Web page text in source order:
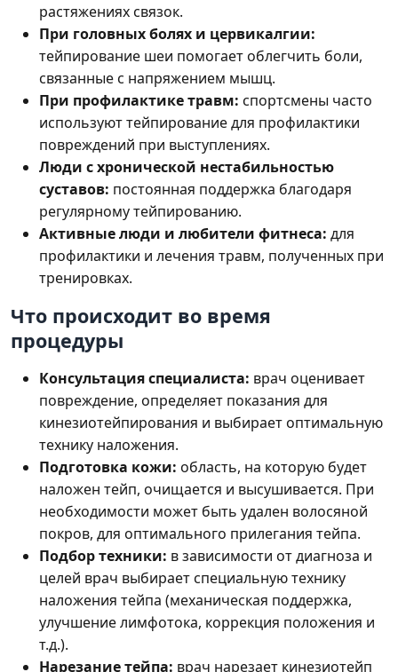
растяжениях связок.
При головных болях и цервикалгии:
тейпирование шеи помогает облегчить боли,
связанные с напряжением мышц.
При профилактике травм: спортсмены часто
используют тейпирование для профилактики
повреждений при выступлениях.
Люди с хронической нестабильностью
суставов: постоянная поддержка благодаря
регулярному тейпированию.
Активные люди и любители фитнеса: для
профилактики и лечения травм, полученных при
тренировках.
Что происходит во время
процедуры
Консультация специалиста: врач оценивает
повреждение, определяет показания для
кинезиотейпирования и выбирает оптимальную
технику наложения.
Подготовка кожи: область, на которую будет
наложен тейп, очищается и высушивается. При
необходимости может быть удален волосяной
покров, для оптимального прилегания тейпа.
Подбор техники: в зависимости от диагноза и
целей врач выбирает специальную технику
наложения тейпа (механическая поддержка,
улучшение лимфотока, коррекция положения и
т.д.).
Нарезание тейпа: врач нарезает кинезиотейп